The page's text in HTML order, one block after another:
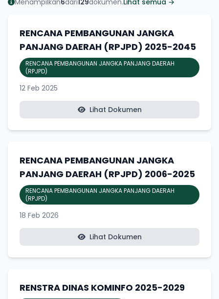
RENCANA PEMBANGUNAN JANGKA
PANJANG DAERAH (RPJPD) 2025-2045
RENCANA PEMBANGUNAN JANGKA PANJANG DAERAH
(RPJPD)
12 Feb 2025
Lihat Dokumen
RENCANA PEMBANGUNAN JANGKA
PANJANG DAERAH (RPJPD) 2006-2025
RENCANA PEMBANGUNAN JANGKA PANJANG DAERAH
(RPJPD)
18 Feb 2026
Lihat Dokumen
RENSTRA DINAS KOMINFO 2025-2029